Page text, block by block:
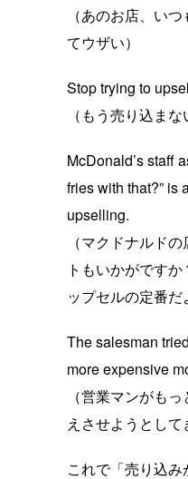
（あのお店、い
てウザい）
Stop trying to
（もう売り込まな
McDonald’s staff
fries with that?” is
upselling.
（マクドナルド
トもいかがです
ップセルの定番だ
The salesman
more expensive
（営業マンがも
えさせようとして
これで「売り込